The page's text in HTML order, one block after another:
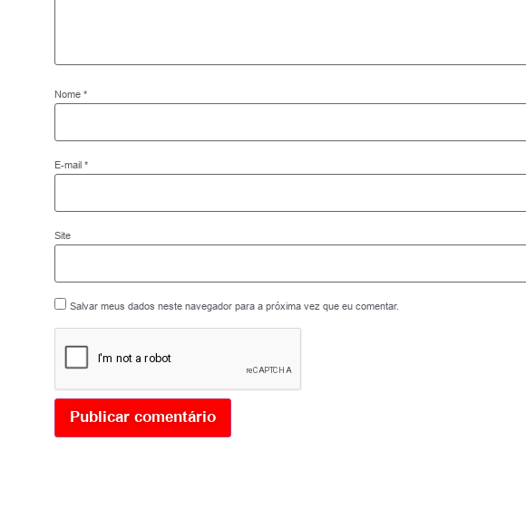
Nome *
E-mail *
Site
Salvar meus dados neste navegador para a próxima vez que eu comentar.